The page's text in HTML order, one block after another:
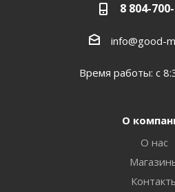
8 804-
info@good-
Время работы: с
О
О нас